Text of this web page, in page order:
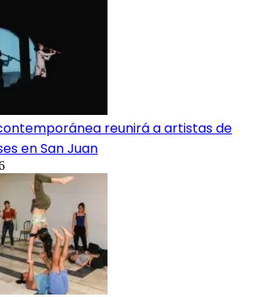
reunirá a artistas de
en San Juan